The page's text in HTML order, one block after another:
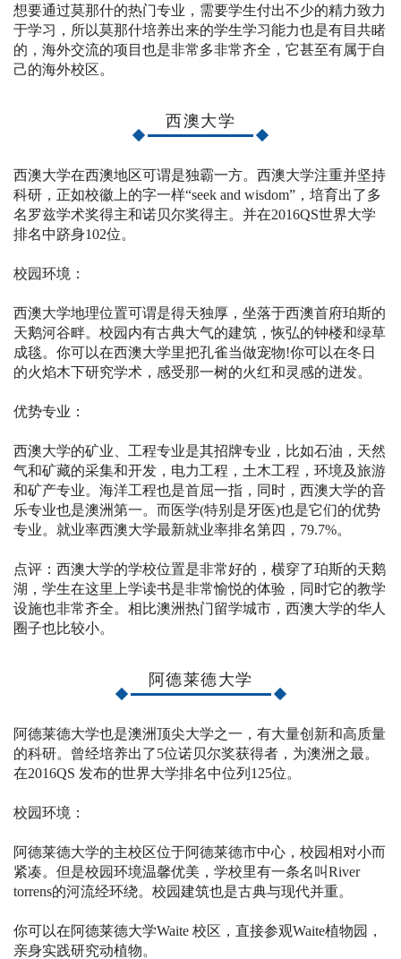
想要通过莫那什的热门专业，需要学生付出不少的精力致力
于学习，所以莫那什培养出来的学生学习能力也是有目共睹
的，海外交流的项目也是非常多非常齐全，它甚至有属于自
己的海外校区。
西澳大学
西澳大学在西澳地区可谓是独霸一方。西澳大学注重并坚持
科研，正如校徽上的字一样“seek and wisdom”，培育出了多
名罗兹学术奖得主和诺贝尔奖得主。并在2016QS世界大学
排名中跻身102位。
校园环境：
西澳大学地理位置可谓是得天独厚，坐落于西澳首府珀斯的
天鹅河谷畔。校园内有古典大气的建筑，恢弘的钟楼和绿草
成毯。你可以在西澳大学里把孔雀当做宠物!你可以在冬日
的火焰木下研究学术，感受那一树的火红和灵感的迸发。
优势专业：
西澳大学的矿业、工程专业是其招牌专业，比如石油，天然
气和矿藏的采集和开发，电力工程，土木工程，环境及旅游
和矿产专业。海洋工程也是首屈一指，同时，西澳大学的音
乐专业也是澳洲第一。而医学(特别是牙医)也是它们的优势
专业。就业率西澳大学最新就业率排名第四，79.7%。
点评：西澳大学的学校位置是非常好的，横穿了珀斯的天鹅
湖，学生在这里上学读书是非常愉悦的体验，同时它的教学
设施也非常齐全。相比澳洲热门留学城市，西澳大学的华人
圈子也比较小。
阿德莱德大学
阿德莱德大学也是澳洲顶尖大学之一，有大量创新和高质量
的科研。曾经培养出了5位诺贝尔奖获得者，为澳洲之最。
在2016QS 发布的世界大学排名中位列125位。
校园环境：
阿德莱德大学的主校区位于阿德莱德市中心，校园相对小而
紧凑。但是校园环境温馨优美，学校里有一条名叫River
torrens的河流经环绕。校园建筑也是古典与现代并重。
你可以在阿德莱德大学Waite 校区，直接参观Waite植物园，
亲身实践研究动植物。